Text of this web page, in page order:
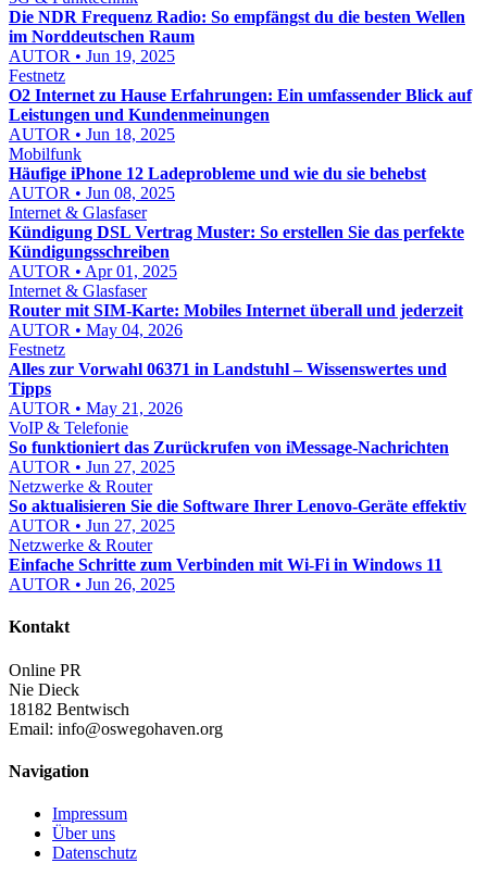
Die NDR Frequenz Radio: So empfängst du die besten Wellen
im Norddeutschen Raum
AUTOR • Jun 19, 2025
Festnetz
O2 Internet zu Hause Erfahrungen: Ein umfassender Blick auf
Leistungen und Kundenmeinungen
AUTOR • Jun 18, 2025
Mobilfunk
Häufige iPhone 12 Ladeprobleme und wie du sie behebst
AUTOR • Jun 08, 2025
Internet & Glasfaser
Kündigung DSL Vertrag Muster: So erstellen Sie das perfekte
Kündigungsschreiben
AUTOR • Apr 01, 2025
Internet & Glasfaser
Router mit SIM-Karte: Mobiles Internet überall und jederzeit
AUTOR • May 04, 2026
Festnetz
Alles zur Vorwahl 06371 in Landstuhl – Wissenswertes und
Tipps
AUTOR • May 21, 2026
VoIP & Telefonie
So funktioniert das Zurückrufen von iMessage-Nachrichten
AUTOR • Jun 27, 2025
Netzwerke & Router
So aktualisieren Sie die Software Ihrer Lenovo-Geräte effektiv
AUTOR • Jun 27, 2025
Netzwerke & Router
Einfache Schritte zum Verbinden mit Wi-Fi in Windows 11
AUTOR • Jun 26, 2025
Kontakt
Online PR
Nie Dieck
18182 Bentwisch
Email: info@oswegohaven.org
Navigation
Impressum
Über uns
Datenschutz